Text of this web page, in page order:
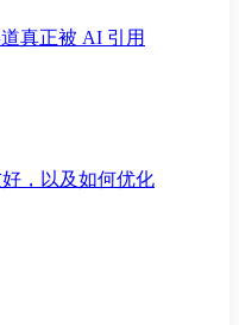
真正被 AI 引用
，以及如何优化